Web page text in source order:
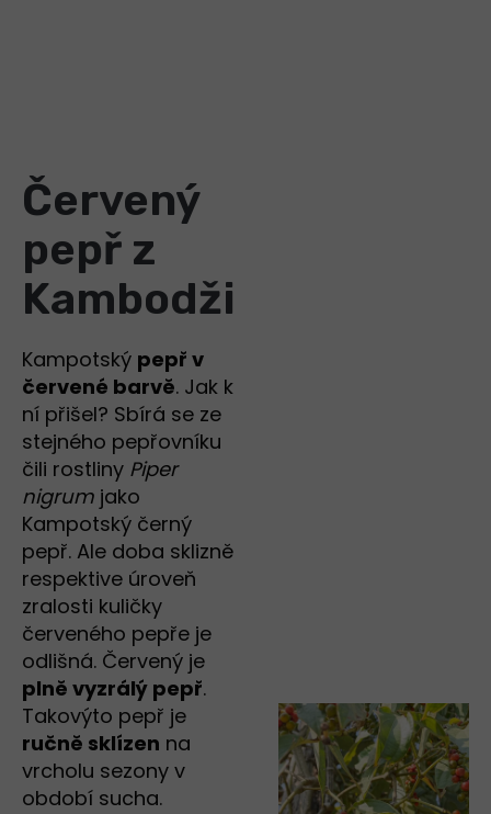
Červený
pepř z
Kambodži
Kampotský pepř v
červené barvě. Jak k
ní přišel? Sbírá se ze
stejného pepřovníku
čili rostliny Piper
nigrum jako
Kampotský černý
pepř. Ale doba sklizně
respektive úroveň
zralosti kuličky
červeného pepře je
odlišná. Červený je
plně vyzrálý pepř.
Takovýto pepř je
ručně sklízen na
vrcholu sezony v
období sucha.